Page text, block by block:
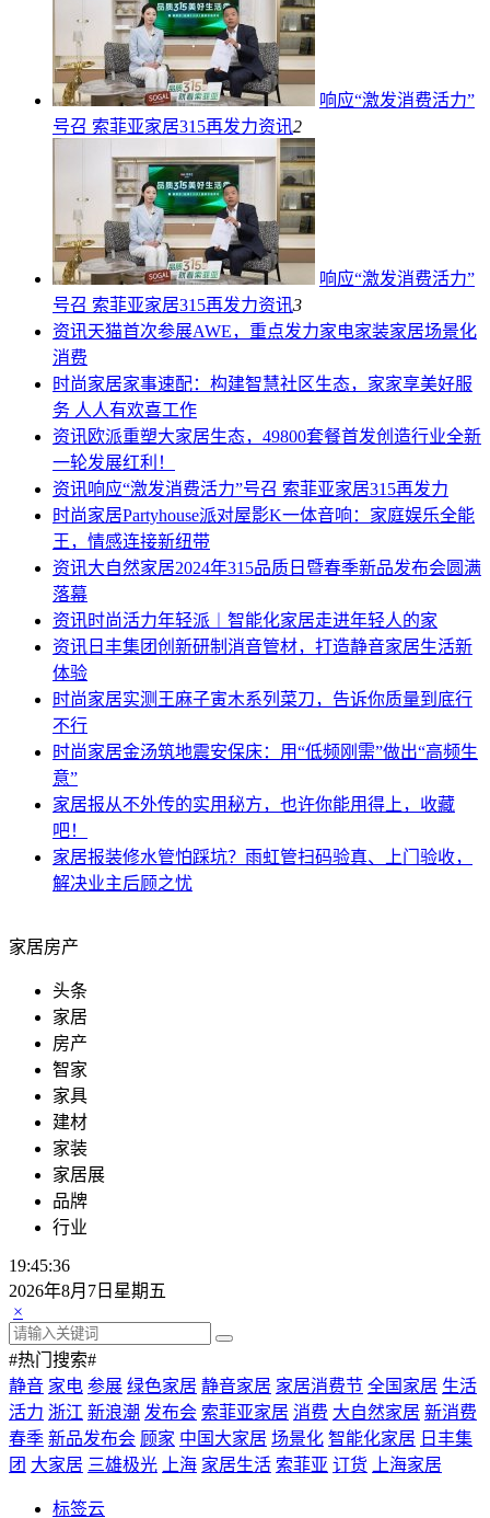
响应“激发消费活力”
号召 索菲亚家居315再发力资讯2
响应“激发消费活力”
号召 索菲亚家居315再发力资讯3
资讯天猫首次参展AWE，重点发力家电家装家居场景化
消费
时尚家居家事速配：构建智慧社区生态，家家享美好服
务 人人有欢喜工作​
资讯欧派重塑大家居生态，49800套餐首发创造行业全新
一轮发展红利！
资讯响应“激发消费活力”号召 索菲亚家居315再发力
时尚家居Partyhouse派对屋影K一体音响：家庭娱乐全能
王，情感连接新纽带
资讯大自然家居2024年315品质日暨春季新品发布会圆满
落幕
资讯时尚活力年轻派︱智能化家居走进年轻人的家
资讯 日丰集团创新研制消音管材，打造静音家居生活新
体验
时尚家居实测王麻子寅木系列菜刀，告诉你质量到底行
不行
时尚家居金汤筑地震安保床：用“低频刚需”做出“高频生
意”
家居报从不外传的实用秘方，也许你能用得上，收藏
吧！
家居报装修水管怕踩坑？雨虹管扫码验真、上门验收，
解决业主后顾之忧
家居房产
头条
家居
房产
智家
家具
建材
家装
家居展
品牌
行业
19:45:37
2026年8月7日星期五
×
#热门搜索#
静音 家电 参展 绿色家居 静音家居 家居消费节 全国家居 生活
活力 浙江 新浪潮 发布会 索菲亚家居 消费 大自然家居 新消费
春季 新品发布会 顾家 中国大家居 场景化 智能化家居 日丰集
团 大家居 三雄极光 上海 家居生活 索菲亚 订货 上海家居
标签云